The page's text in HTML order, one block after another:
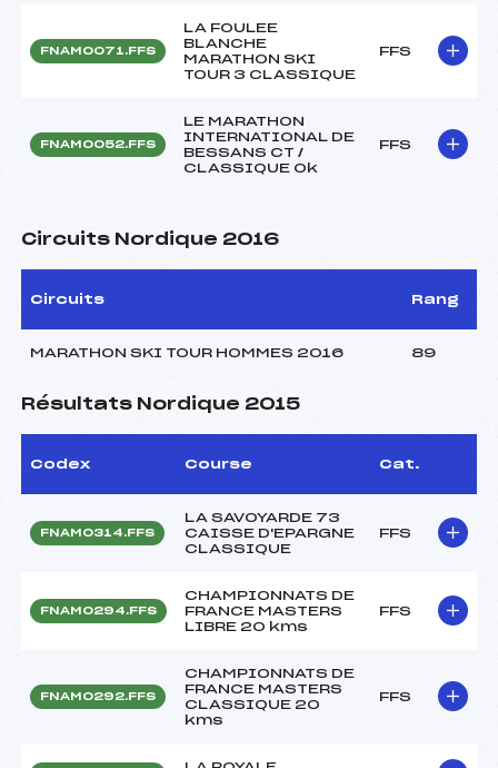
FNAM0071.FFS
LA FOULEE
BLANCHE
MARATHON SKI
TOUR 3 CLASSIQUE
FFS
FNAM0052.FFS
LE MARATHON
INTERNATIONAL DE
BESSANS CT /
CLASSIQUE Ok
FFS
Circuits Nordique 2016
Circuits Rang
MARATHON SKI TOUR HOMMES 2016 89
Résultats Nordique 2015
Codex Course Cat.
FNAM0314.FFS
LA SAVOYARDE 73
CAISSE D'EPARGNE
CLASSIQUE
FFS
FNAM0294.FFS
CHAMPIONNATS DE
FRANCE MASTERS
LIBRE 20 kms
FFS
FNAM0292.FFS
CHAMPIONNATS DE
FRANCE MASTERS
CLASSIQUE 20
kms
FFS